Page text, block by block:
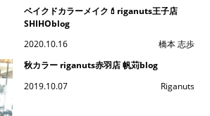
ベイクドカラーメイク💄riganuts王子店
SHIHOblog
2020.10.16
橋本 志歩
秋カラー riganuts赤羽店 帆苅blog
2019.10.07
Riganuts